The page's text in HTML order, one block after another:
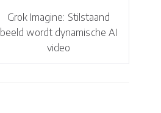
Grok Imagine: Stilstaand
beeld wordt dynamische AI
video